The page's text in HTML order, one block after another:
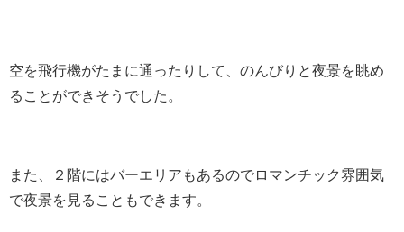
空を飛行機がたまに通ったりして、のんびりと夜景を眺め
ることができそうでした。
また、２階にはバーエリアもあるのでロマンチック雰囲気
で夜景を見ることもできます。